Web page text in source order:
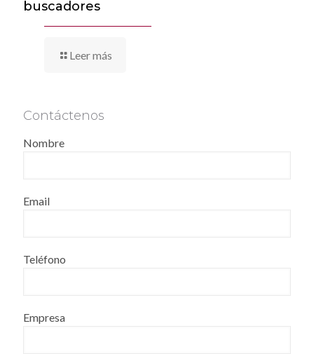
buscadores
Leer más
Contáctenos
Nombre
Email
Teléfono
Empresa